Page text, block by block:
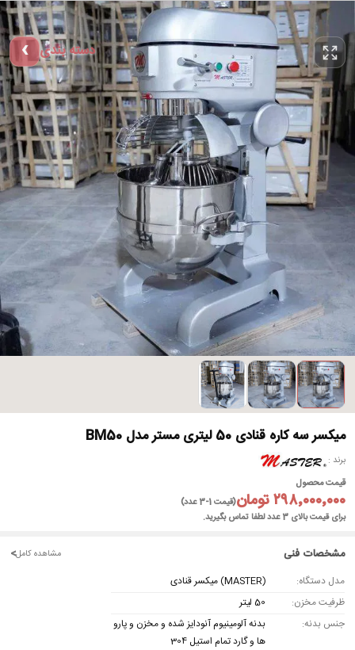
دسته بندی
میکسر سه کاره قنادی 50 لیتری مستر مدل BM50
برند
قیمت محصول
۲۹۸٬۰۰۰٬۰۰۰ تومان
(قیمت 1-3 عدد)
برای قیمت بالای 3 عدد لطفا تماس بگیرید.
مشخصات فنی مشاهده کامل<
مدل دستگاه:
(MASTER) میکسر قنادی
ظرفیت مخزن:
50 لیتر
جنس بدنه:
بدنه آلومینیوم آنودایز شده و مخزن و پارو
ها و گارد تمام استیل 304